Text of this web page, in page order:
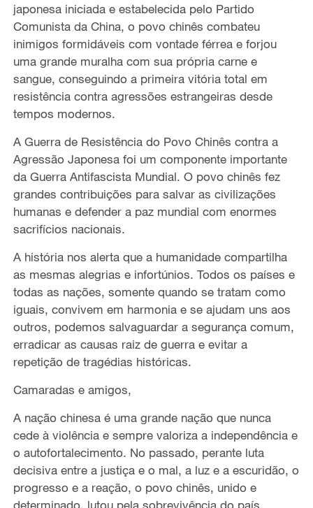
japonesa iniciada e estabelecida pelo Partido
Comunista da China, o povo chinês combateu
inimigos formidáveis com vontade férrea e forjou
uma grande muralha com sua própria carne e
sangue, conseguindo a primeira vitória total em
resistência contra agressões estrangeiras desde
tempos modernos.
A Guerra de Resistência do Povo Chinês contra a
Agressão Japonesa foi um componente importante
da Guerra Antifascista Mundial. O povo chinês fez
grandes contribuições para salvar as civilizações
humanas e defender a paz mundial com enormes
sacrifícios nacionais.
A história nos alerta que a humanidade compartilha
as mesmas alegrias e infortúnios. Todos os países e
todas as nações, somente quando se tratam como
iguais, convivem em harmonia e se ajudam uns aos
outros, podemos salvaguardar a segurança comum,
erradicar as causas raiz de guerra e evitar a
repetição de tragédias históricas.
Camaradas e amigos,
A nação chinesa é uma grande nação que nunca
cede à violência e sempre valoriza a independência e
o autofortalecimento. No passado, perante luta
decisiva entre a justiça e o mal, a luz e a escuridão, o
progresso e a reação, o povo chinês, unido e
determinado, lutou pela sobrevivência do país,